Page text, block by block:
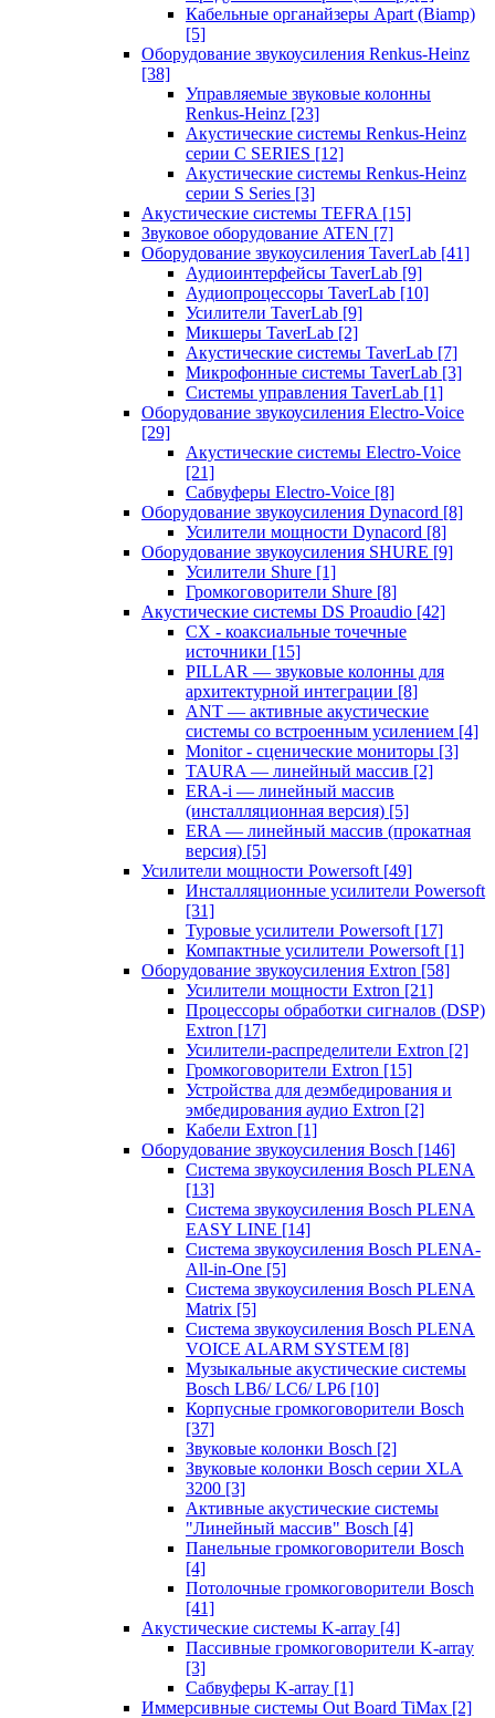
Кабельные органайзеры Apart (Biamp)
[5]
Оборудование звукоусиления Renkus-Heinz
[38]
Управляемые звуковые колонны
Renkus-Heinz [23]
Акустические системы Renkus-Heinz
серии C SERIES [12]
Акустические системы Renkus-Heinz
серии S Series [3]
Акустические системы TEFRA [15]
Звуковое оборудование ATEN [7]
Оборудование звукоусиления TaverLab [41]
Аудиоинтерфейсы TaverLab [9]
Аудиопроцессоры TaverLab [10]
Усилители TaverLab [9]
Микшеры TaverLab [2]
Акустические системы TaverLab [7]
Микрофонные системы TaverLab [3]
Системы управления TaverLab [1]
Оборудование звукоусиления Electro-Voice
[29]
Акустические системы Electro-Voice
[21]
Сабвуферы Electro-Voice [8]
Оборудование звукоусиления Dynacord [8]
Усилители мощности Dynacord [8]
Оборудование звукоусиления SHURE [9]
Усилители Shure [1]
Громкоговорители Shure [8]
Акустические системы DS Proaudio [42]
CX - коаксиальные точечные
источники [15]
PILLAR — звуковые колонны для
архитектурной интеграции [8]
ANT — активные акустические
системы со встроенным усилением [4]
Monitor - сценические мониторы [3]
TAURA — линейный массив [2]
ERA-i — линейный массив
(инсталляционная версия) [5]
ERA — линейный массив (прокатная
версия) [5]
Усилители мощности Powersoft [49]
Инсталляционные усилители Powersoft
[31]
Туровые усилители Powersoft [17]
Компактные усилители Powersoft [1]
Оборудование звукоусиления Extron [58]
Усилители мощности Extron [21]
Процессоры обработки сигналов (DSP)
Extron [17]
Усилители-распределители Extron [2]
Громкоговорители Extron [15]
Устройства для деэмбедирования и
эмбедирования аудио Extron [2]
Кабели Extron [1]
Оборудование звукоусиления Bosch [146]
Система звукоусиления Bosch PLENA
[13]
Система звукоусиления Bosch PLENA
EASY LINE [14]
Система звукоусиления Bosch PLENA-
All-in-One [5]
Система звукоусиления Bosch PLENA
Matrix [5]
Система звукоусиления Bosch PLENA
VOICE ALARM SYSTEM [8]
Музыкальные акустические системы
Bosch LB6/ LC6/ LP6 [10]
Корпусные громкоговорители Bosch
[37]
Звуковые колонки Bosch [2]
Звуковые колонки Bosch серии XLA
3200 [3]
Активные акустические системы
"Линейный массив" Bosch [4]
Панельные громкоговорители Bosch
[4]
Потолочные громкоговорители Bosch
[41]
Акустические системы K-array [4]
Пассивные громкоговорители K-array
[3]
Сабвуферы K-array [1]
Иммерсивные системы Out Board TiMax [2]